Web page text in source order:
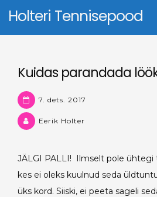
Holteri Tennisepood
Kuidas parandada
7. dets. 2017
Eerik Holter
JÄLGI PALLI!
Ilmselt pole ühtegi
kes ei oleks kuulnud seda
üks kord. Siiski, ei peeta sageli